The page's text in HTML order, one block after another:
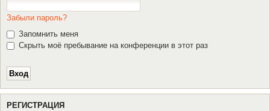
Забыли пароль?
Запомнить меня
Скрыть моё пребывание на конференции в этот раз
РЕГИСТРАЦИЯ